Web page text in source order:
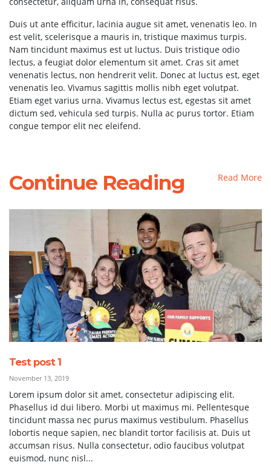
Duis ut ante efficitur, lacinia augue sit amet, venenatis leo. In
est velit, scelerisque a mauris in, tristique maximus turpis.
Nam tincidunt maximus est ut luctus. Duis tristique odio
lectus, a feugiat dolor elementum sit amet. Cras sit amet
venenatis lectus, non hendrerit velit. Donec at luctus est, eget
venenatis leo. Vivamus sagittis mollis nibh eget volutpat.
Etiam eget varius urna. Vivamus lectus est, egestas sit amet
dictum sed, vehicula sed turpis. Nulla ac purus tortor. Etiam
congue tempor elit nec eleifend.
Continue Reading Read More
Test post 1
November 13, 2019
Lorem ipsum dolor sit amet, consectetur adipiscing elit.
Phasellus id dui libero. Morbi ut maximus mi. Pellentesque
tincidunt massa nec purus maximus vestibulum. Phasellus
lobortis neque sapien, nec blandit tortor facilisis at. Duis ut
accumsan risus. Nulla consectetur, odio faucibus volutpat
euismod, nunc nisl...